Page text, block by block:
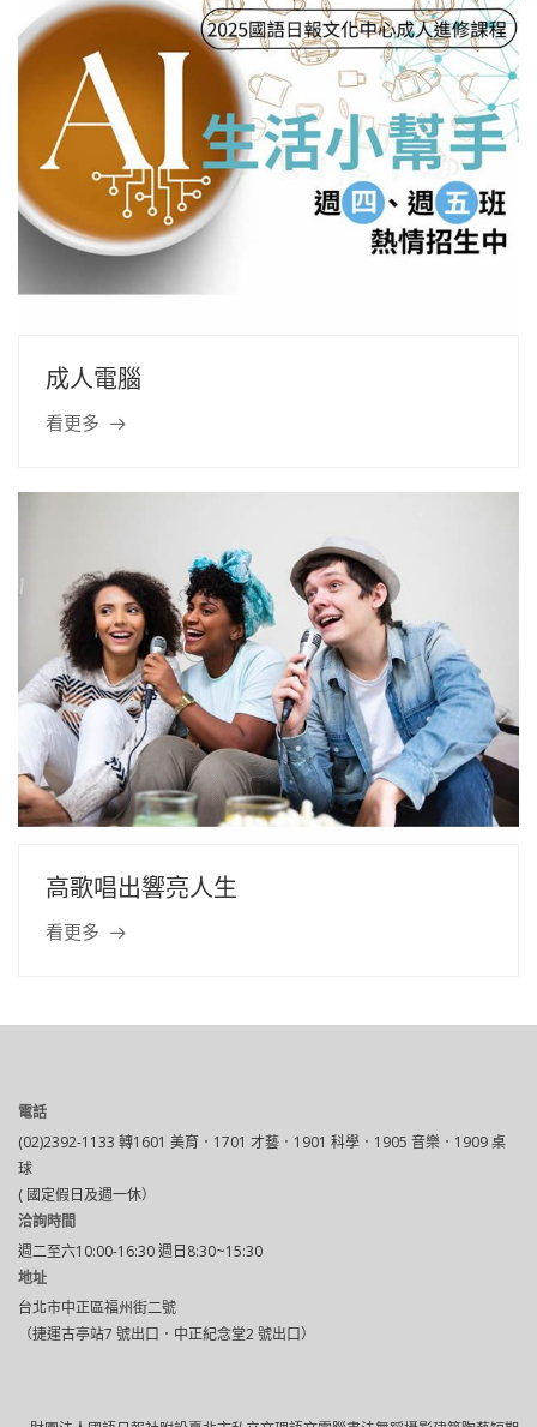
成人電腦
看更多
高歌唱出響亮人生
看更多
電話
(02)2392-1133 轉1601 美育．1701 才藝．1901 科學．1905 音樂．1909 桌
球
( 國定假日及週一休）
洽詢時間
週二至六10:00-16:30 週日8:30~15:30
地址
台北市中正區福州街二號
（捷運古亭站7 號出口．中正紀念堂2 號出口）